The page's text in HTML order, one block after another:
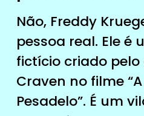
Não, Freddy
pessoa real. Ele é
fictício criado pelo
Craven no filme
Pesadelo”. É um